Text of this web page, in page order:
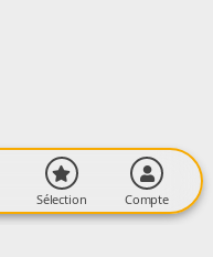
Sélection Compte